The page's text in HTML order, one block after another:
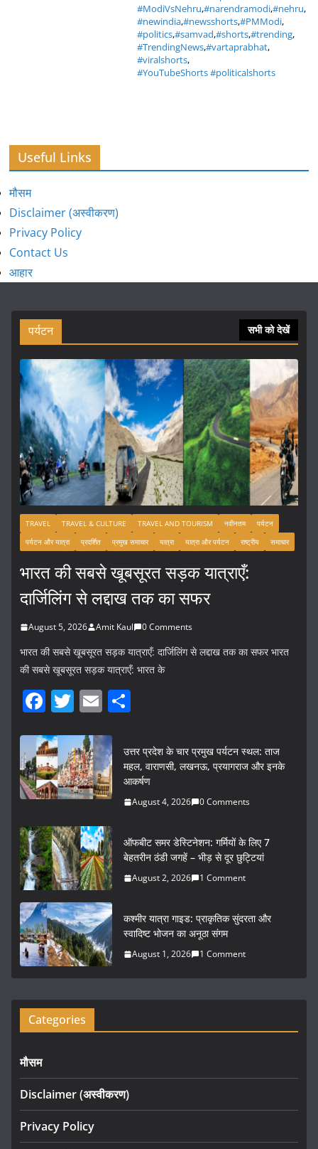
#ModiVsNehru,#narendramodi,#nehru,
#newindia,#newsshorts,#PMModi,
#politics,#samvad,#shorts,#trending,
#TrendingNews,#vartaprabhat,
#viralshorts,
#YouTubeShorts #politicalshorts
Useful Links
मौसम
Disclaimer (अस्वीकरण)
Privacy Policy
Contact Us
आहार
पर्यटन सभी को देखें
TRAVEL TRAVEL & CULTURE TRAVEL AND TOURISM नवीनतम
पर्यटन
पर्यटन और यात्रा
प्रदर्शित प्रमुख समाचार यात्रा यात्रा और पर्यटन राष्ट्रीय समाचार
भारत की सबसे खूबसूरत सड़क यात्राएँ:
दार्जिलिंग से लद्दाख तक का सफर
August 5, 2026 Amit Kaul 0 Comments
भारत की सबसे खूबसूरत सड़क यात्राएँ: दार्जिलिंग से लद्दाख तक का सफर भारत
की सबसे खूबसूरत सड़क यात्राएँ: भारत के
F
c
e
b
o
k
T
itt
er
E
ai
l
ar
e
उत्तर प्रदेश के चार प्रमुख पर्यटन स्थल: ताज
महल, वाराणसी, लखनऊ, प्रयागराज और इनके
आकर्षण
August 4, 2026 0 Comments
ऑफबीट समर डेस्टिनेशन: गर्मियों के लिए 7
बेहतरीन ठंडी जगहें – भीड़ से दूर छुट्टियां
August 2, 2026 1 Comment
कश्मीर यात्रा गाइड: प्राकृतिक सुंदरता और
स्वादिष्ट भोजन का अनूठा संगम
August 1, 2026 1 Comment
Categories
मौसम
Disclaimer (अस्वीकरण)
Privacy Policy